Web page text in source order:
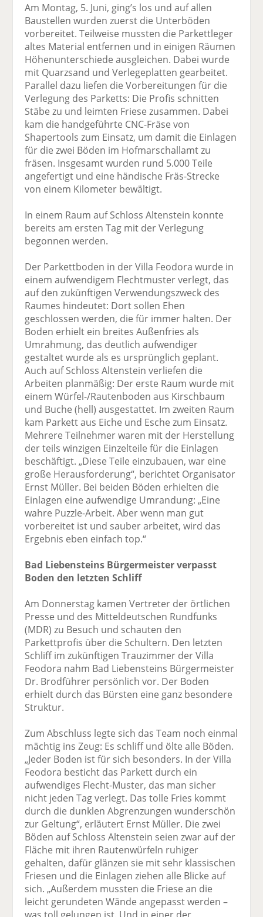
Am Montag, 5. Juni, ging’s los und auf allen
Baustellen wurden zuerst die Unterböden
vorbereitet. Teilweise mussten die Parkettleger
altes Material entfernen und in einigen Räumen
Höhenunterschiede ausgleichen. Dabei wurde
mit Quarzsand und Verlegeplatten gearbeitet.
Parallel dazu liefen die Vorbereitungen für die
Verlegung des Parketts: Die Profis schnitten
Stäbe zu und leimten Friese zusammen. Dabei
kam die handgeführte CNC-Fräse von
Shapertools zum Einsatz, um damit die Einlagen
für die zwei Böden im Hofmarschallamt zu
fräsen. Insgesamt wurden rund 5.000 Teile
angefertigt und eine händische Fräs-Strecke
von einem Kilometer bewältigt.
In einem Raum auf Schloss Altenstein konnte
bereits am ersten Tag mit der Verlegung
begonnen werden.
Der Parkettboden in der Villa Feodora wurde in
einem aufwendigem Flechtmuster verlegt, das
auf den zukünftigen Verwendungszweck des
Raumes hindeutet: Dort sollen Ehen
geschlossen werden, die für immer halten. Der
Boden erhielt ein breites Außenfries als
Umrahmung, das deutlich aufwendiger
gestaltet wurde als es ursprünglich geplant.
Auch auf Schloss Altenstein verliefen die
Arbeiten planmäßig: Der erste Raum wurde mit
einem Würfel-/Rautenboden aus Kirschbaum
und Buche (hell) ausgestattet. Im zweiten Raum
kam Parkett aus Eiche und Esche zum Einsatz.
Mehrere Teilnehmer waren mit der Herstellung
der teils winzigen Einzelteile für die Einlagen
beschäftigt. „Diese Teile einzubauen, war eine
große Herausforderung“, berichtet Organisator
Ernst Müller. Bei beiden Böden erhielten die
Einlagen eine aufwendige Umrandung: „Eine
wahre Puzzle-Arbeit. Aber wenn man gut
vorbereitet ist und sauber arbeitet, wird das
Ergebnis eben einfach top.“
Bad Liebensteins Bürgermeister verpasst
Boden den letzten Schliff
Am Donnerstag kamen Vertreter der örtlichen
Presse und des Mitteldeutschen Rundfunks
(MDR) zu Besuch und schauten den
Parkettprofis über die Schultern. Den letzten
Schliff im zukünftigen Trauzimmer der Villa
Feodora nahm Bad Liebensteins Bürgermeister
Dr. Brodführer persönlich vor. Der Boden
erhielt durch das Bürsten eine ganz besondere
Struktur.
Zum Abschluss legte sich das Team noch einmal
mächtig ins Zeug: Es schliff und ölte alle Böden.
„Jeder Boden ist für sich besonders. In der Villa
Feodora besticht das Parkett durch ein
aufwendiges Flecht-Muster, das man sicher
nicht jeden Tag verlegt. Das tolle Fries kommt
durch die dunklen Abgrenzungen wunderschön
zur Geltung“, erläutert Ernst Müller. Die zwei
Böden auf Schloss Altenstein seien zwar auf der
Fläche mit ihren Rautenwürfeln ruhiger
gehalten, dafür glänzen sie mit sehr klassischen
Friesen und die Einlagen ziehen alle Blicke auf
sich. „Außerdem mussten die Friese an die
leicht gerundeten Wände angepasst werden –